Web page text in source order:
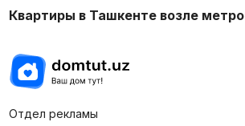
Квартиры в Ташкенте возле метро
Отдел рекламы